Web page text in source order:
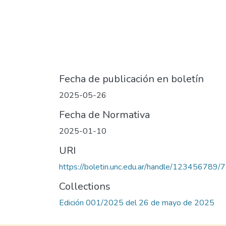
Fecha de publicación en boletín
2025-05-26
Fecha de Normativa
2025-01-10
URI
https://boletin.unc.edu.ar/handle/123456789/
Collections
Edición 001/2025 del 26 de mayo de 2025